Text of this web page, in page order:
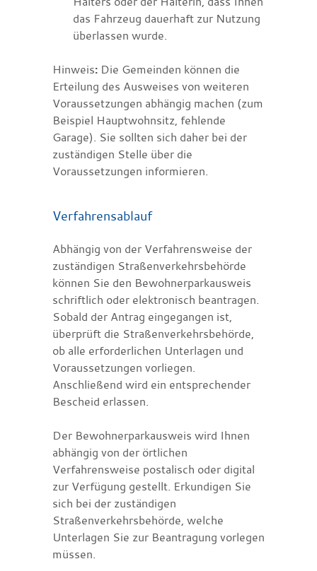
das Fahrzeug dauerhaft zur Nutzung
überlassen wurde.
Hinweis: Die Gemeinden können die
Erteilung des Ausweises von weiteren
Voraussetzungen abhängig machen (zum
Beispiel Hauptwohnsitz, fehlende
Garage). Sie sollten sich daher bei der
zuständigen Stelle über die
Voraussetzungen informieren.
Verfahrensablauf
Abhängig von der Verfahrensweise der
zuständigen Straßenverkehrsbehörde
können Sie den Bewohnerparkausweis
schriftlich oder elektronisch beantragen.
Sobald der Antrag eingegangen ist,
überprüft die Straßenverkehrsbehörde,
ob alle erforderlichen Unterlagen und
Voraussetzungen vorliegen.
Anschließend wird ein entsprechender
Bescheid erlassen.
Der Bewohnerparkausweis wird Ihnen
abhängig von der örtlichen
Verfahrensweise postalisch oder digital
zur Verfügung gestellt. Erkundigen Sie
sich bei der zuständigen
Straßenverkehrsbehörde, welche
Unterlagen Sie zur Beantragung vorlegen
müssen.